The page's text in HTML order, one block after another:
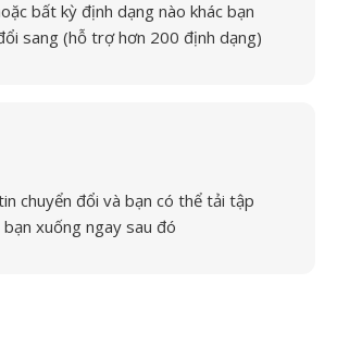
bất kỳ định dạng nào khác bạn
sang (hỗ trợ hơn 200 định dạng)
chuyển đổi và bạn có thể tải tập
xuống ngay sau đó